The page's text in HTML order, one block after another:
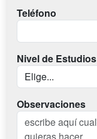
Teléfono
Nivel de Estudios
Observaciones